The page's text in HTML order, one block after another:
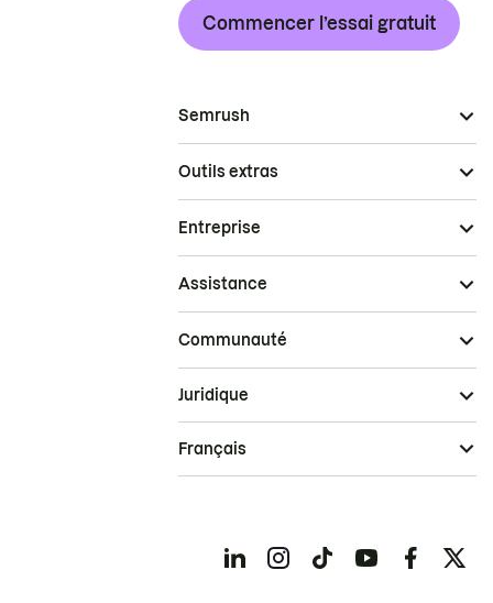
Commencer l’essai gratuit
Semrush
Outils extras
Entreprise
Assistance
Communauté
Juridique
Français